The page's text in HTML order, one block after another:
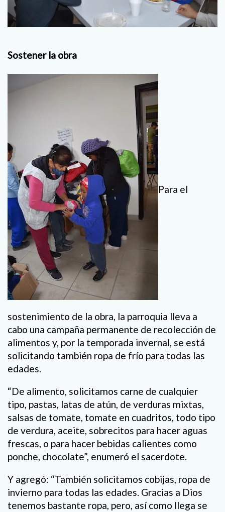
Sostener la obra
Para el
sostenimiento de la obra, la parroquia lleva a
cabo una campaña permanente de recolección de
alimentos y, por la temporada invernal, se está
solicitando también ropa de frío para todas las
edades.
“De alimento, solicitamos carne de cualquier
tipo, pastas, latas de atún, de verduras mixtas,
salsas de tomate, tomate en cuadritos, todo tipo
de verdura, aceite, sobrecitos para hacer aguas
frescas, o para hacer bebidas calientes como
ponche, chocolate”, enumeró el sacerdote.
Y agregó: “También solicitamos cobijas, ropa de
invierno para todas las edades. Gracias a Dios
tenemos bastante ropa, pero, así como llega se